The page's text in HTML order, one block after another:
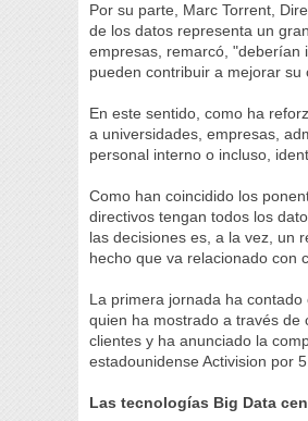
Por su parte, Marc Torrent,
de los datos representa un
empresas, remarcó, "deberían
pueden contribuir a mejorar su
En este sentido, como ha
a universidades, empresas,
personal interno o incluso,
Como han coincidido los
directivos tengan todos los
las decisiones es, a la vez, un
hecho que va relacionado con
La primera jornada ha
quien ha mostrado a través de
clientes y ha anunciado la
estadounidense Activision por
Las tecnologías Big Data